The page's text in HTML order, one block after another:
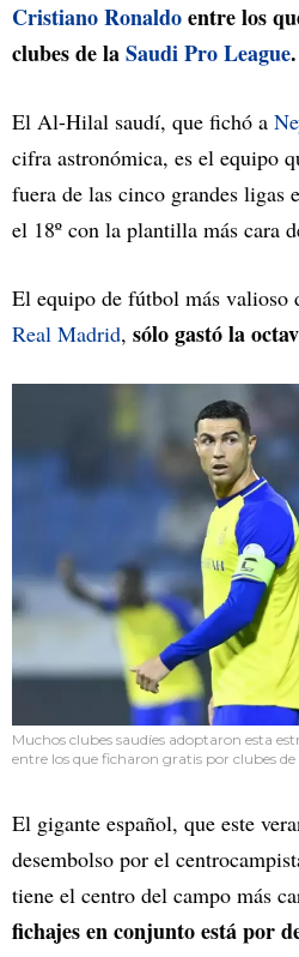
Cristiano Ronaldoentre los
clubes de laSaudi Pro League.
El Al-Hilal saudí, que fichó a
cifra astronómica, es el equipo
fuera de las cinco grandes ligas
el 18º con la plantilla más cara
El equipo de fútbol más valioso
Real Madrid, sólo gastó la
Muchos clubes saudíes adoptaron esta
entre los que ficharon gratis por clubes de
El gigante español, que este
desembolso por el
tiene el centro del campo más
fichajes en conjunto está por